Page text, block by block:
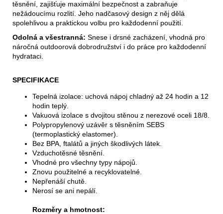
těsnění, zajišťuje maximální bezpečnost a zabraňuje
nežádoucímu rozlití. Jeho nadčasový design z něj dělá
spolehlivou a praktickou volbu pro každodenní použití.
Odolná a všestranná: Snese i drsné zacházení, vhodná pro
náročná outdoorová dobrodružství i do práce pro každodenní
hydrataci.
SPECIFIKACE
Tepelná izolace: uchová nápoj chladný až 24 hodin a 12
hodin teplý.
Vakuová izolace s dvojitou stěnou z nerezové oceli 18/8.
Polypropylenový uzávěr s těsněním SEBS
(termoplastický elastomer).
Bez BPA, ftalátů a jiných škodlivých látek.
Vzduchotěsné těsnění.
Vhodné pro všechny typy nápojů.
Znovu použitelné a recyklovatelné.
Nepřenáší chutě.
Nerosí se ani nepálí.
Rozměry a hmotnost:
Kč